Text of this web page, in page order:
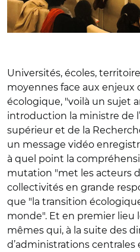
Universités, écoles,
moyennes face aux enjeux
écologique, "voilà un sujet
introduction la ministre de
supérieur et de la
un message vidéo
à quel point la
mutation "met les acteurs
collectivités en grande
que "la transition
monde". Et en premier lieu
mêmes qui, à la suite des
d’administrations centrales